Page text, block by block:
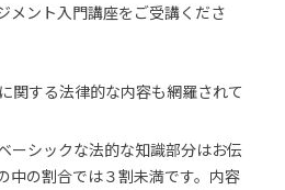
メント入門講座をご受講くださ
関する法律的な内容も網羅されて
ーシックな法的な知識部分はお伝
中の割合では３割未満です。内容